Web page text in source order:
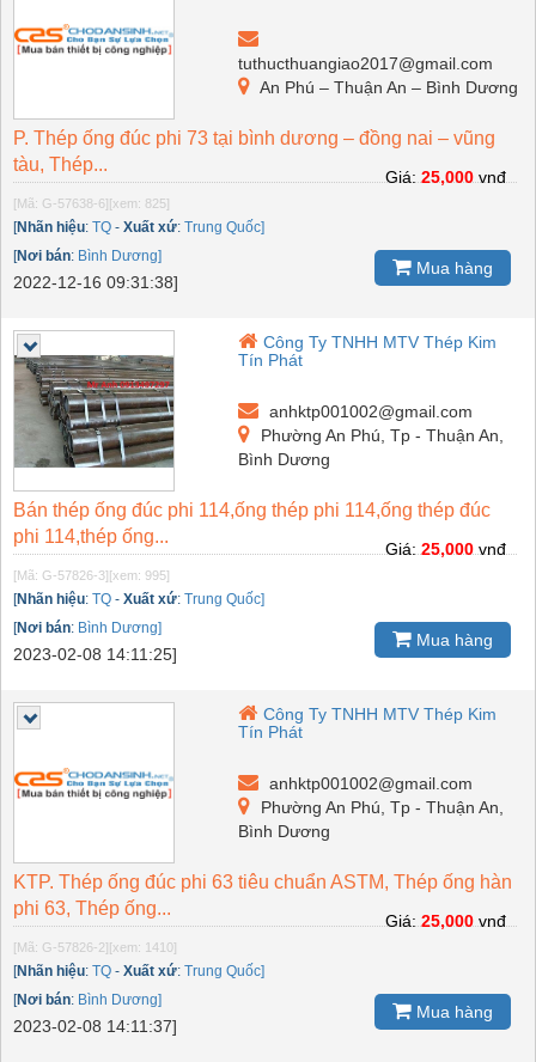
tuthucthuangiao2017@gmail.com
An Phú – Thuận An – Bình Dương
P. Thép ống đúc phi 73 tại bình dương – đồng nai – vũng
tàu, Thép...
[Mã: G-57638-6] [xem: 825]
[Nhãn hiệu: TQ - Xuất xứ: Trung Quốc]
[Nơi bán: Bình Dương]
2022-12-16 09:31:38]
Giá:25,000vnđ
Mua hàng
Công Ty TNHH MTV Thép Kim
Tín Phát
anhktp001002@gmail.com
Phường An Phú, Tp - Thuận An,
Bình Dương
Bán thép ống đúc phi 114,ống thép phi 114,ống thép đúc
phi 114,thép ống...
[Mã: G-57826-3] [xem: 995]
[Nhãn hiệu: TQ - Xuất xứ: Trung Quốc]
[Nơi bán: Bình Dương]
2023-02-08 14:11:25]
Giá:25,000vnđ
Mua hàng
Công Ty TNHH MTV Thép Kim
Tín Phát
anhktp001002@gmail.com
Phường An Phú, Tp - Thuận An,
Bình Dương
KTP. Thép ống đúc phi 63 tiêu chuẩn ASTM, Thép ống hàn
phi 63, Thép ống...
[Mã: G-57826-2] [xem: 1410]
[Nhãn hiệu: TQ - Xuất xứ: Trung Quốc]
[Nơi bán: Bình Dương]
2023-02-08 14:11:37]
Giá:25,000vnđ
Mua hàng